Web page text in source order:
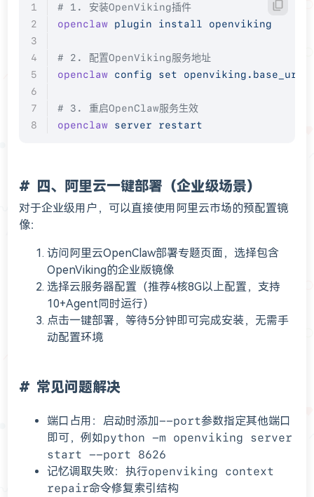
# 1. 安装OpenViking插件
openclaw plugin install openviking
# 2. 配置OpenViking服务地址
openclaw config set openviking.base_url
# 3. 重启OpenClaw服务生效
openclaw server restart
四、阿里云一键部署（企业级场景）
对于企业级用户，可以直接使用阿里云市场的预配置镜
像：
访问阿里云OpenClaw部署专题页面，选择包含
OpenViking的企业版镜像
选择云服务器配置（推荐4核8G以上配置，支持
10+Agent同时运行）
点击一键部署，等待5分钟即可完成安装，无需手
动配置环境
常见问题解决
端口占用：启动时添加--port参数指定其他端口
即可，例如python -m openviking server
start --port 8626
记忆调取失败：执行openviking context
repair命令修复索引结构